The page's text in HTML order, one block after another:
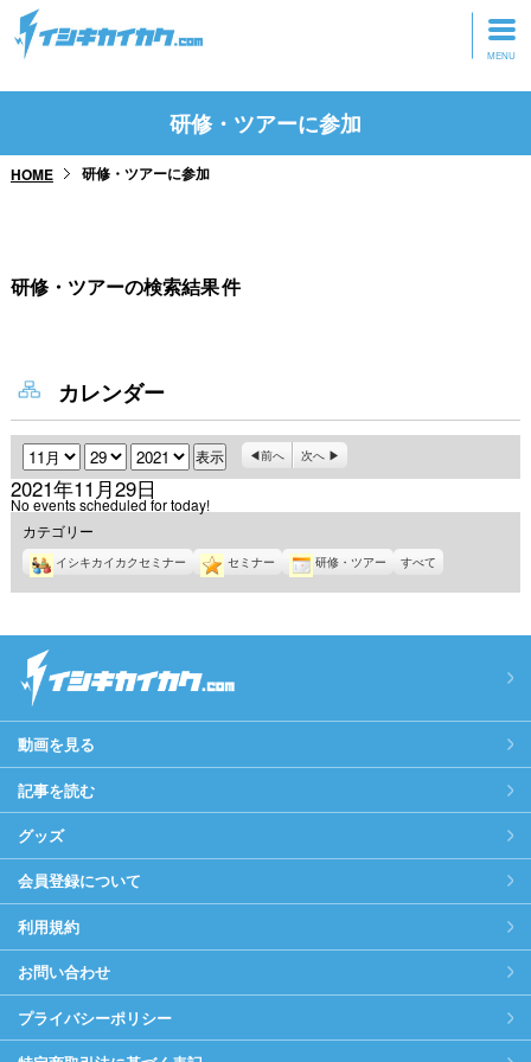
トップページ
研修・ツアーに参加
研修・ツアーに参加
HOME 研修・ツアーに参加
研修・ツアーの検索結果件
カレンダー
月 日 年 前へ 次へ
2021年11月29日
No events scheduled for today!
カテゴリー
イシキカイカクセミナー セミナー 研修・ツアー すべて
動画を見る
記事を読む
グッズ
会員登録について
利用規約
お問い合わせ
プライバシーポリシー